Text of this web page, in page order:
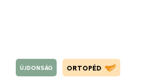
ÚJDONSÁG ORTOPÉD